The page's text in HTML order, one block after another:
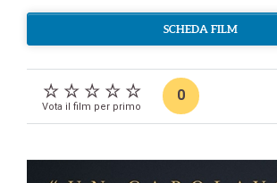
SCHEDA FILM
Vota il film per primo
0